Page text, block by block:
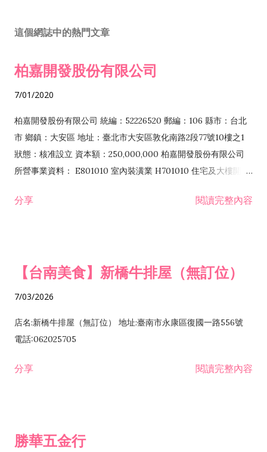
這個網誌中的熱門文章
柏嘉開發股份有限公司
7/01/2020
柏嘉開發股份有限公司 統編：52226520 郵編：106 縣市：台北
市 鄉鎮：大安區 地址：臺北市大安區敦化南路2段77號10樓之1
狀態：核准設立 資本額：250,000,000 柏嘉開發股份有限公司
所營事業資料： E801010 室內裝潢業 H701010 住宅及大樓開發
發業 H703090 不動產買賣業 H703100 不動產租賃業 I503010
分享 閱讀完整內容
【台南美食】新橋牛排屋（無訂位）
7/03/2026
店名:新橋牛排屋（無訂位） 地址:臺南市永康區復國一路556號
電話:062025705
分享 閱讀完整內容
勝華五金行